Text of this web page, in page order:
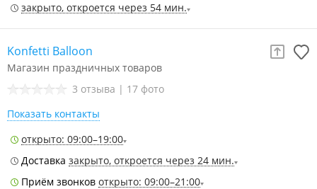
закрыто, откроется через 54 мин.
Konfetti Balloon
Магазин праздничных товаров
3 отзыва | 17 фото
Показать контакты
открыто: 09:00–19:00
Доставка закрыто, откроется через 24 мин.
Приём звонков открыто: 09:00–21:00